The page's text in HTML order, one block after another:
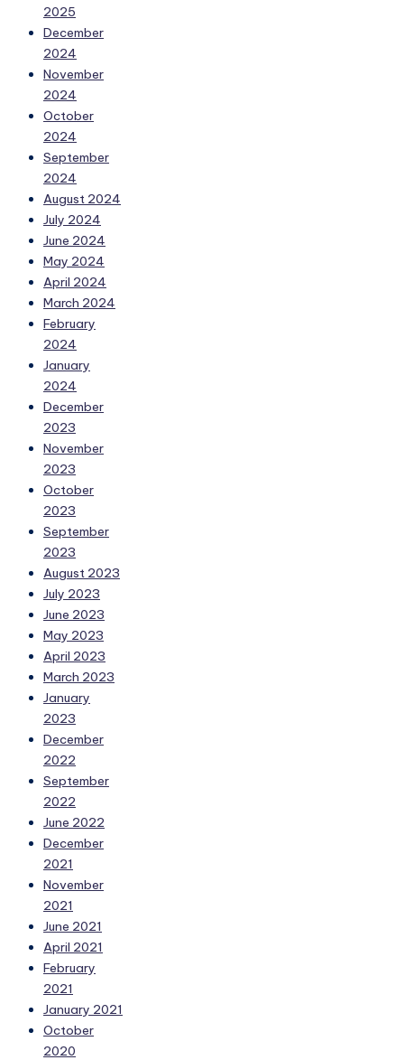
2025
December
2024
November
2024
October
2024
September
2024
August 2024
July 2024
June 2024
May 2024
April 2024
March 2024
February
2024
January
2024
December
2023
November
2023
October
2023
September
2023
August 2023
July 2023
June 2023
May 2023
April 2023
March 2023
January
2023
December
2022
September
2022
June 2022
December
2021
November
2021
June 2021
April 2021
February
2021
January 2021
October
2020